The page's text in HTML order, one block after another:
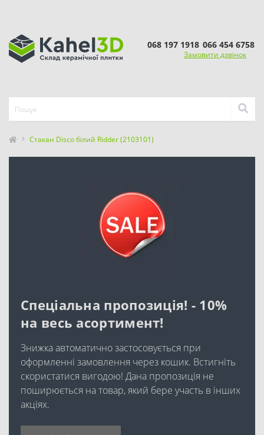
068 197 1918 066 454 6758
Замовити дзвінок
Стакан Disco білий Ridder (2103101)
Спеціальна пропозиція! - 10%
на весь асортимент!
Знижка автоматично застосовується при
оформленні замовлення через кошик. Встигніть
скористатися вигодою! Дана пропозиція не
поширюється на товар, який бере участь в інших
акціях.